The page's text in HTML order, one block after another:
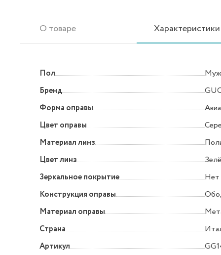
О товаре Характеристики
Пол
Бренд
Форма оправы
Цвет оправы
Материал линз
Цвет линз
Зеркальное покрытие
Нет
Конструкция оправы
Материал оправы
Страна
Артикул